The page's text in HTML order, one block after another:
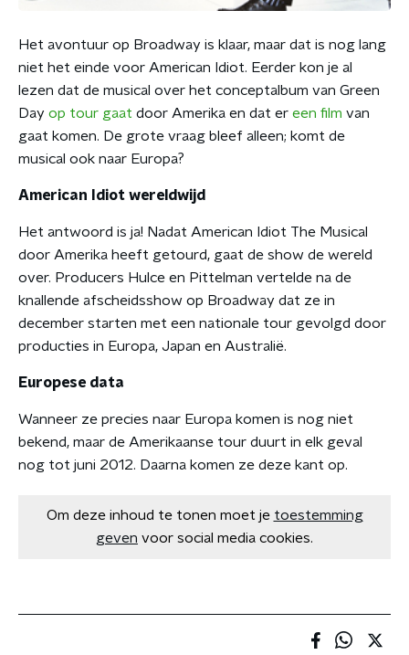
Het avontuur op Broadway is klaar, maar dat is nog lang
niet het einde voor American Idiot. Eerder kon je al
lezen dat de musical over het conceptalbum van Green
Day op tour gaat door Amerika en dat er een film van
gaat komen. De grote vraag bleef alleen; komt de
musical ook naar Europa?
American Idiot wereldwijd
Het antwoord is ja! Nadat American Idiot The Musical
door Amerika heeft getourd, gaat de show de wereld
over. Producers Hulce en Pittelman vertelde na de
knallende afscheidsshow op Broadway dat ze in
december starten met een nationale tour gevolgd door
producties in Europa, Japan en Australië.
Europese data
Wanneer ze precies naar Europa komen is nog niet
bekend, maar de Amerikaanse tour duurt in elk geval
nog tot juni 2012. Daarna komen ze deze kant op.
Om deze inhoud te tonen moet je toestemming
geven voor social media cookies.